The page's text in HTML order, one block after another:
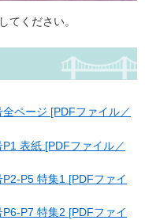
てください。
ページ [PDFファイル／
表紙 [PDFファイル／
P5 特集1 [PDFファイ
P7 特集2 [PDFファイ